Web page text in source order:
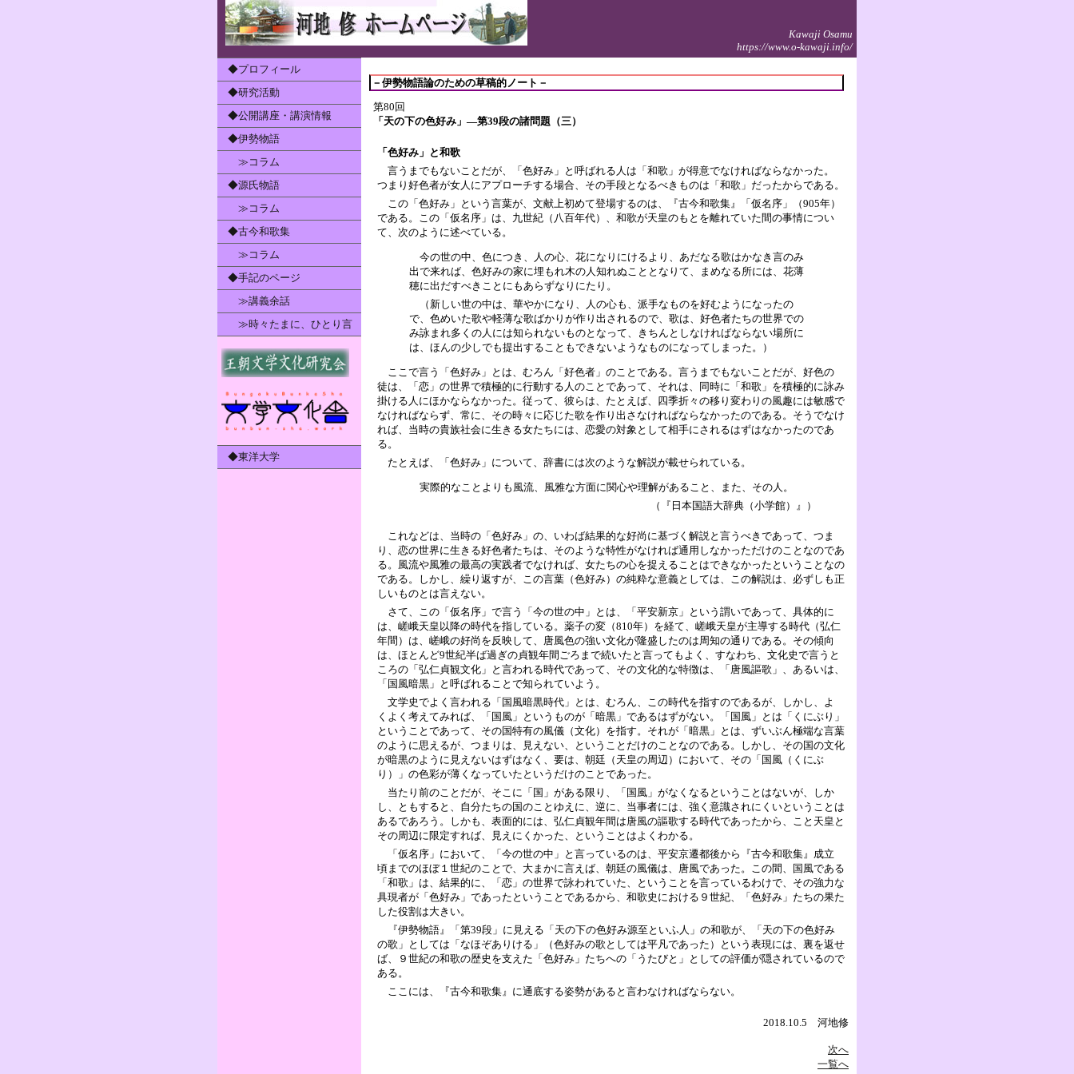
Kawaji Osamu
https://www.o-kawaji.info/
◆プロフィール
◆研究活動
◆公開講座・講演情報
◆伊勢物語
≫コラム
◆源氏物語
≫コラム
◆古今和歌集
≫コラム
◆手記のページ
≫講義余話
≫時々たまに、ひとり言
◆東洋大学
－伊勢物語論のための草稿的ノート－
第80回
「天の下の色好み」―第39段の諸問題（三）
「色好み」と和歌
言うまでもないことだが、「色好み」と呼ばれる人は「和歌」が得意でなければならなかった。
つまり好色者が女人にアプローチする場合、その手段となるべきものは「和歌」だったからである。
この「色好み」という言葉が、文献上初めて登場するのは、『古今和歌集』「仮名序」（905年）
である。この「仮名序」は、九世紀（八百年代）、和歌が天皇のもとを離れていた間の事情につい
て、次のように述べている。
今の世の中、色につき、人の心、花になりにけるより、あだなる歌はかなき言のみ
出で来れば、色好みの家に埋もれ木の人知れぬこととなりて、まめなる所には、花薄
穂に出だすべきことにもあらずなりにたり。
（新しい世の中は、華やかになり、人の心も、派手なものを好むようになったの
で、色めいた歌や軽薄な歌ばかりが作り出されるので、歌は、好色者たちの世界での
み詠まれ多くの人には知られないものとなって、きちんとしなければならない場所に
は、ほんの少しでも提出することもできないようなものになってしまった。）
ここで言う「色好み」とは、むろん「好色者」のことである。言うまでもないことだが、好色の
徒は、「恋」の世界で積極的に行動する人のことであって、それは、同時に「和歌」を積極的に詠み
掛ける人にほかならなかった。従って、彼らは、たとえば、四季折々の移り変わりの風趣には敏感で
なければならず、常に、その時々に応じた歌を作り出さなければならなかったのである。そうでなけ
れば、当時の貴族社会に生きる女たちには、恋愛の対象として相手にされるはずはなかったのであ
る。
たとえば、「色好み」について、辞書には次のような解説が載せられている。
実際的なことよりも風流、風雅な方面に関心や理解があること、また、その人。
（『日本国語大辞典（小学館）』）
これなどは、当時の「色好み」の、いわば結果的な好尚に基づく解説と言うべきであって、つま
り、恋の世界に生きる好色者たちは、そのような特性がなければ通用しなかっただけのことなのであ
る。風流や風雅の最高の実践者でなければ、女たちの心を捉えることはできなかったということなの
である。しかし、繰り返すが、この言葉（色好み）の純粋な意義としては、この解説は、必ずしも正
しいものとは言えない。
さて、この「仮名序」で言う「今の世の中」とは、「平安新京」という謂いであって、具体的に
は、嵯峨天皇以降の時代を指している。薬子の変（810年）を経て、嵯峨天皇が主導する時代（弘仁
年間）は、嵯峨の好尚を反映して、唐風色の強い文化が隆盛したのは周知の通りである。その傾向
は、ほとんど9世紀半ば過ぎの貞観年間ごろまで続いたと言ってもよく、すなわち、文化史で言うと
ころの「弘仁貞観文化」と言われる時代であって、その文化的な特徴は、「唐風謳歌」、あるいは、
「国風暗黒」と呼ばれることで知られていよう。
文学史でよく言われる「国風暗黒時代」とは、むろん、この時代を指すのであるが、しかし、よ
くよく考えてみれば、「国風」というものが「暗黒」であるはずがない。「国風」とは「くにぶり」
ということであって、その国特有の風儀（文化）を指す。それが「暗黒」とは、ずいぶん極端な言葉
のように思えるが、つまりは、見えない、ということだけのことなのである。しかし、その国の文化
が暗黒のように見えないはずはなく、要は、朝廷（天皇の周辺）において、その「国風（くにぶ
り）」の色彩が薄くなっていたというだけのことであった。
当たり前のことだが、そこに「国」がある限り、「国風」がなくなるということはないが、しか
し、ともすると、自分たちの国のことゆえに、逆に、当事者には、強く意識されにくいということは
あるであろう。しかも、表面的には、弘仁貞観年間は唐風の謳歌する時代であったから、こと天皇と
その周辺に限定すれば、見えにくかった、ということはよくわかる。
「仮名序」において、「今の世の中」と言っているのは、平安京遷都後から『古今和歌集』成立
頃までのほぼ１世紀のことで、大まかに言えば、朝廷の風儀は、唐風であった。この間、国風である
「和歌」は、結果的に、「恋」の世界で詠われていた、ということを言っているわけで、その強力な
具現者が「色好み」であったということであるから、和歌史における９世紀、「色好み」たちの果た
した役割は大きい。
『伊勢物語』「第39段」に見える「天の下の色好み源至といふ人」の和歌が、「天の下の色好み
の歌」としては「なほぞありける」（色好みの歌としては平凡であった）という表現には、裏を返せ
ば、９世紀の和歌の歴史を支えた「色好み」たちへの「うたびと」としての評価が隠されているので
ある。
ここには、『古今和歌集』に通底する姿勢があると言わなければならない。
2018.10.5 河地修
次へ
一覧へ